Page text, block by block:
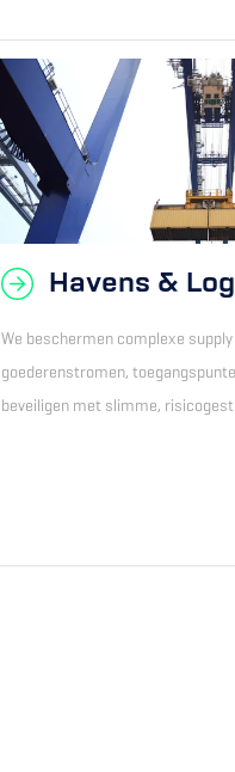
Havens &
We beschermen complexe
goederenstromen,
beveiligen met slimme,